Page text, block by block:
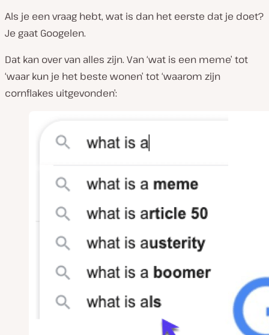
n
Als je een vraag hebt, wat is dan het eerste dat je doet?
Je gaat Googelen.
Dat kan over van alles zijn. Van ‘wat is een meme’ tot
‘waar kun je het beste wonen’ tot ‘waarom zijn
cornflakes uitgevonden’: